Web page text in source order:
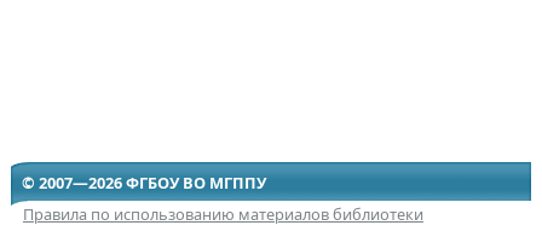
© 2007—2026 ФГБОУ ВО МГППУ
Правила по использованию материалов библиотеки